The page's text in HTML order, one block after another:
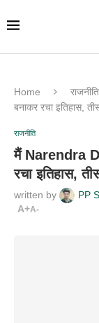
Home राजनीति
बनाकर रचा इतिहास,
राजनीति
मैं Narendra
रचा इतिहास,
written by PP
A+A-